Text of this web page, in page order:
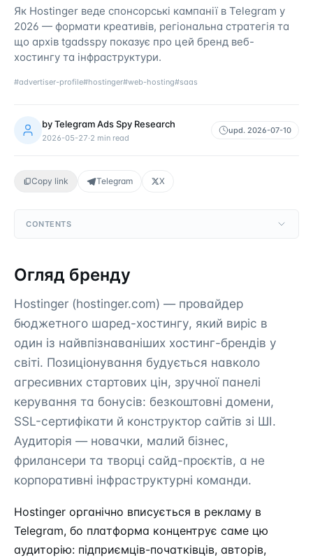
Як Hostinger веде спонсорські кампанії в Telegram у
2026 — формати креативів, регіональна стратегія та
що архів tgadsspy показує про цей бренд веб-
хостингу та інфраструктури.
#advertiser-profile#hostinger#web-hosting#saas
byTelegram Ads Spy Research
2026-05-27·2 min read
upd. 2026-07-10
Copy link Telegram X
CONTENTS
Огляд бренду
Hostinger (hostinger.com) — провайдер
бюджетного шаред-хостингу, який виріс в
один із найвпізнаваніших хостинг-брендів у
світі. Позиціонування будується навколо
агресивних стартових цін, зручної панелі
керування та бонусів: безкоштовні домени,
SSL-сертифікати й конструктор сайтів зі ШІ.
Аудиторія — новачки, малий бізнес,
фрилансери та творці сайд-проєктів, а не
корпоративні інфраструктурні команди.
Hostinger органічно вписується в рекламу в
Telegram, бо платформа концентрує саме цю
аудиторію: підприємців-початківців, авторів,